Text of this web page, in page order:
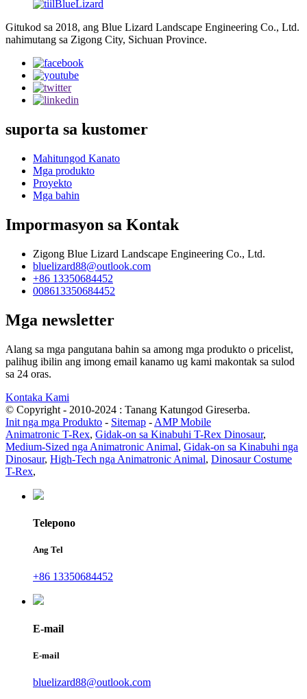
Gitukod sa 2018, ang Blue Lizard Landscape Engineering Co., Ltd.
nahimutang sa Zigong City, Sichuan Province.
suporta sa kustomer
Mahitungod Kanato
Mga produkto
Proyekto
Mga bahin
Impormasyon sa Kontak
Zigong Blue Lizard Landscape Engineering Co., Ltd.
bluelizard88@outlook.com
+86 13350684452
008613350684452
Mga newsletter
Alang sa mga pangutana bahin sa among mga produkto o pricelist,
palihug ibilin ang imong email kanamo ug kami makontak sa sulod
sa 24 oras.
Kontaka Kami
© Copyright - 2010-2024 : Tanang Katungod Gireserba.
Init nga mga Produkto - Sitemap - AMP Mobile
Animatronic T-Rex, Gidak-on sa Kinabuhi T-Rex Dinosaur,
Medium-Sized nga Animatronic Animal, Gidak-on sa Kinabuhi nga
Dinosaur, High-Tech nga Animatronic Animal, Dinosaur Costume
T-Rex,
Telepono
Ang Tel
+86 13350684452
E-mail
E-mail
bluelizard88@outlook.com